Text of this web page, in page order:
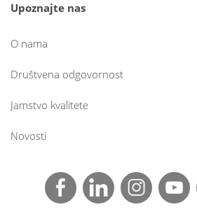
Upoznajte nas
O nama
Društvena odgovornost
Jamstvo kvalitete
Novosti